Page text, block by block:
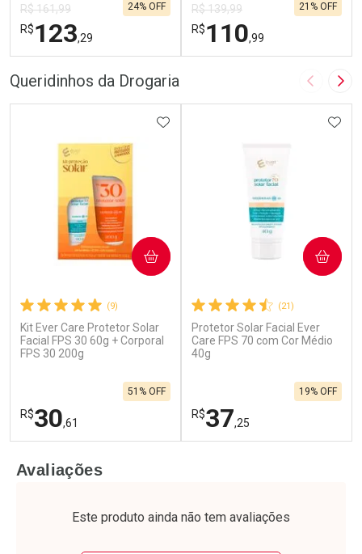
R$ 161,99
R$123,29
24% OFF
Por R$ 123,29/cada
Comprar sem Desconto
R$ 139,99
R$110,99
21% OFF
Por R$ 110,99/cada
Comprar sem Desconto
Queridinhos da Drogaria Imagem
(9)
Kit Ever Care Protetor Solar
Facial FPS 30 60g + Corporal
FPS 30 200g
R$30,61
51% OFF
ADICIONAR AOS FAVORITOS
COMPRAR
Laboratório
Por Menos
(21)
Protetor Solar Facial Ever
Care FPS 70 com Cor Médio
40g
R$37,25
19% OFF
COMPRAR
Laboratório
Por Menos
Avaliações
Este produto ainda não tem avaliações